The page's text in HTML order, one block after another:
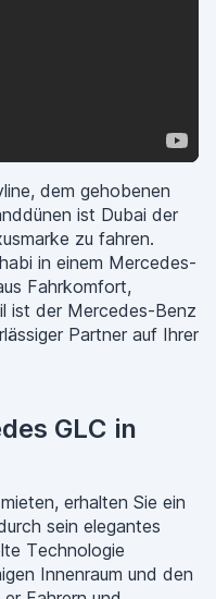
dem gehobenen
ist Dubai der
zu fahren.
in einem Mercedes-
Fahrkomfort,
ist der Mercedes-Benz
Partner auf Ihrer
GLC in
erhalten Sie ein
sein elegantes
Technologie
Innenraum und den